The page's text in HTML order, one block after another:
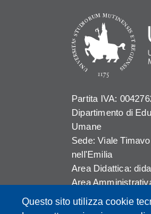
Questo sito utilizza cookie
Partita IVA:
Dipartimento di
Umane
Sede: Viale
nell'Emilia
Area Didattica:
Area
Segreteria: